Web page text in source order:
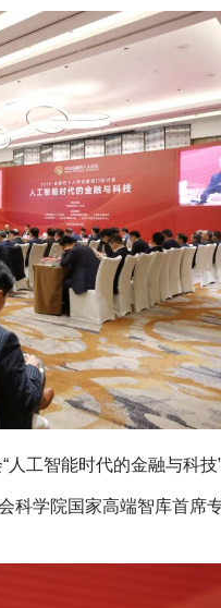
人工智能时代的金融与科技
科学院国家高端智库首席